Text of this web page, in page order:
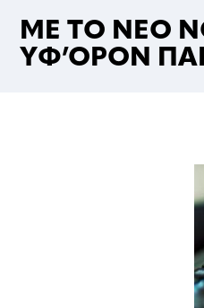
ΜΕ ΤΟ ΝΕΟ
ΥΦ’ΟΡΟΝ